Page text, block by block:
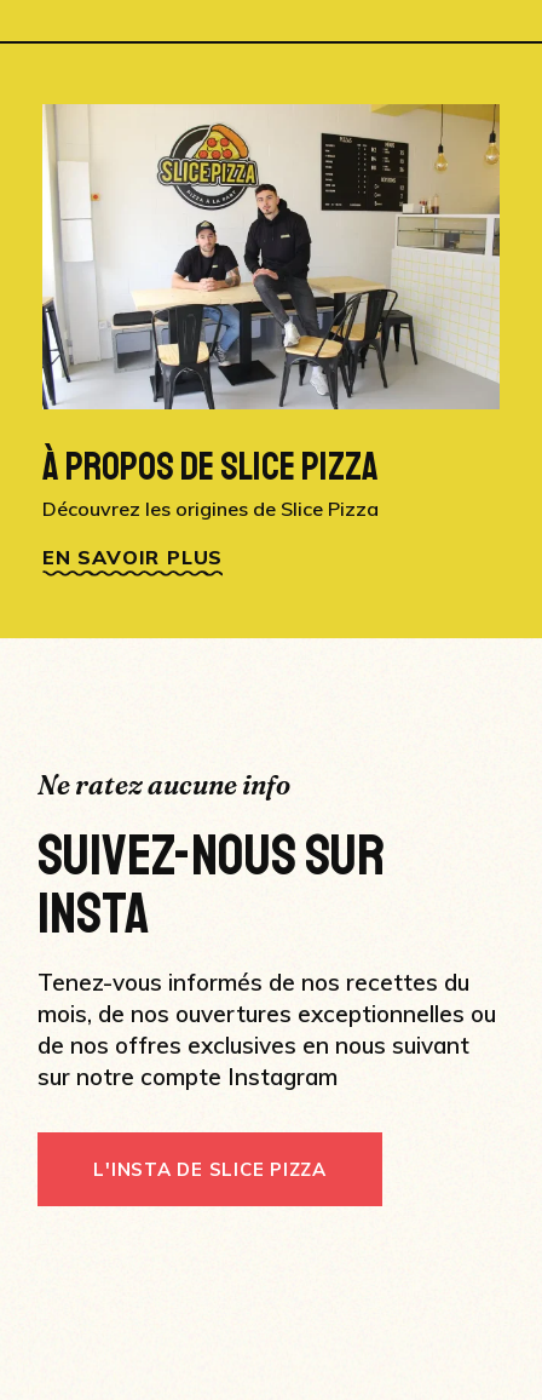
À PROPOS DE SLICE PIZZA
Découvrez les origines de Slice Pizza
EN SAVOIR PLUS
Neratezaucuneinfo
SUIVEZ-NOUS SUR
INSTA
Tenez-vous informés de nos recettes du
mois, de nos ouvertures exceptionnelles ou
de nos offres exclusives en nous suivant
sur notre compte Instagram
L'INSTA DE SLICE PIZZA